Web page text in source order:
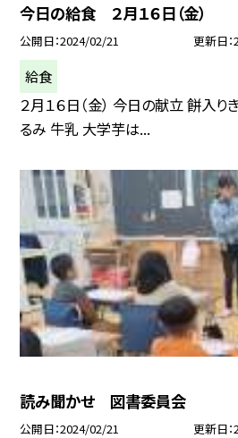
今日の給食 ２月１６日（金）
公開日 2024/02/21 更新日
給食
２月１６日（金） 今日の献立 餅入
るみ 牛乳 大学芋は...
読み聞かせ 図書委員会
公開日 2024/02/21 更新日